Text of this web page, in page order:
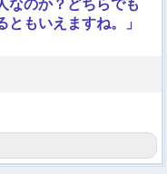
なのか？どちらでも
もいえますね。」